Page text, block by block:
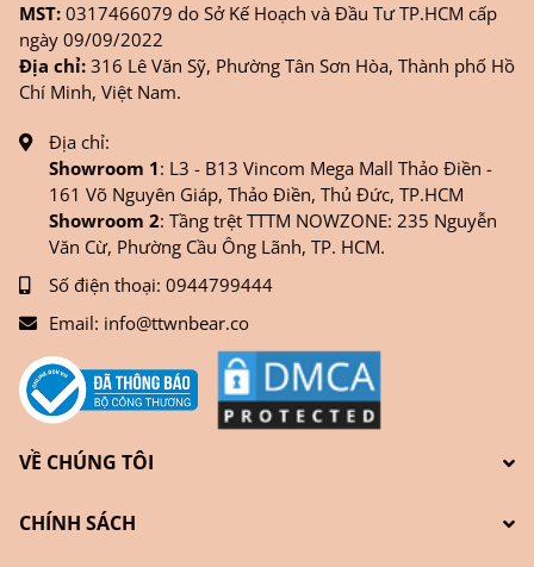
MST: 0317466079 do Sở Kế Hoạch và Đầu Tư TP.HCM cấp
ngày 09/09/2022
Địa chỉ: 316 Lê Văn Sỹ, Phường Tân Sơn Hòa, Thành phố Hồ
Chí Minh, Việt Nam.
Địa chỉ:
Showroom 1: L3 - B13 Vincom Mega Mall Thảo Điền -
161 Võ Nguyên Giáp, Thảo Điền, Thủ Đức, TP.HCM
Showroom 2: Tầng trệt TTTM NOWZONE: 235 Nguyễn
Văn Cừ, Phường Cầu Ông Lãnh, TP. HCM.
Số điện thoại: 0944799444
Email: info@ttwnbear.co
VỀ CHÚNG TÔI
CHÍNH SÁCH